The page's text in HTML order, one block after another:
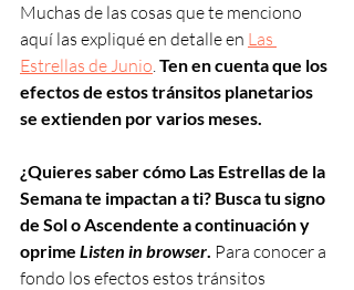
Muchas de las cosas que te menciono
aquí las expliqué en detalle en Las
Estrellas de Junio. Ten en cuenta que los
efectos de estos tránsitos planetarios
se extienden por varios meses.
¿Quieres saber cómo Las Estrellas de la
Semana te impactan a ti? Busca tu signo
de Sol o Ascendente a continuación y
oprime Listen in browser. Para conocer a
fondo los efectos estos tránsitos